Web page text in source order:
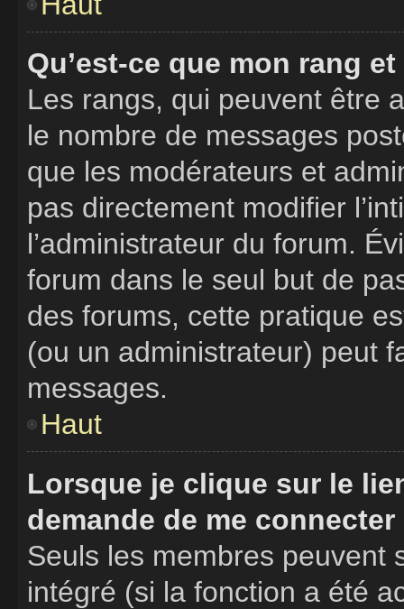
Qu’est-ce que mon rang
Les rangs, qui peuvent être
le nombre de messages
que les modérateurs et
pas directement modifier
l’administrateur du forum.
forum dans le seul but de
des forums, cette pratique
(ou un administrateur) peut
messages.
Haut
Lorsque je clique sur le
demande de me connecter
Seuls les membres peuvent
intégré (si la fonction a été